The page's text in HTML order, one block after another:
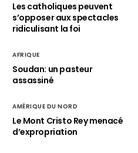
Les catholiques peuvent
s’opposer aux spectacles
ridiculisant la foi
AFRIQUE
Soudan: un pasteur
assassiné
AMÉRIQUE DU NORD
Le Mont Cristo Rey menacé
d’expropriation